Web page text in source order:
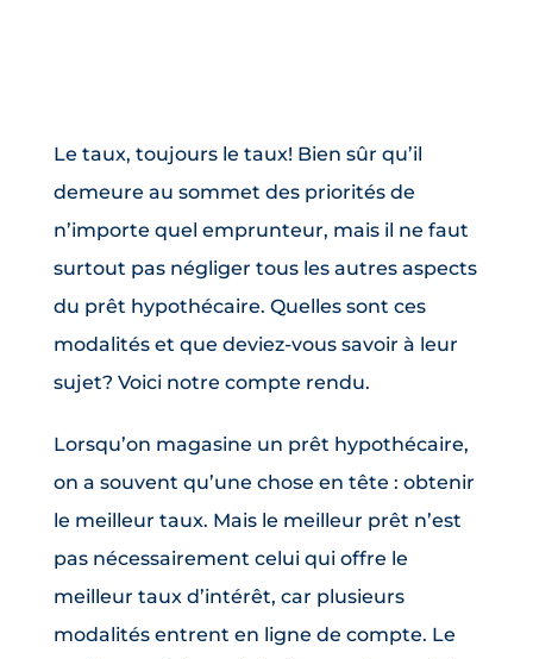
Le taux, toujours le taux! Bien sûr qu’il
demeure au sommet des priorités de
n’importe quel emprunteur, mais il ne faut
surtout pas négliger tous les autres aspects
du prêt hypothécaire. Quelles sont ces
modalités et que deviez-vous savoir à leur
sujet? Voici notre compte rendu.
Lorsqu’on magasine un prêt hypothécaire,
on a souvent qu’une chose en tête : obtenir
le meilleur taux. Mais le meilleur prêt n’est
pas nécessairement celui qui offre le
meilleur taux d’intérêt, car plusieurs
modalités entrent en ligne de compte. Le